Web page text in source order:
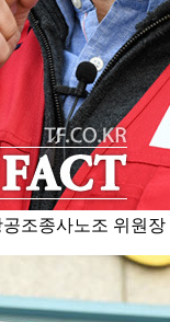
조종사노조 위원장